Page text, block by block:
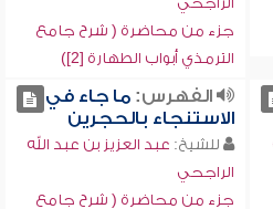
جزء من محاضرة ( شرح جامع
الترمذي أبواب الطهارة [2])
الفهرس:ما جاء في
الاستنجاء بالحجرين
للشيخ: عبد العزيز بن عبد الله
الراجحي
جزء من محاضرة ( شرح جامع